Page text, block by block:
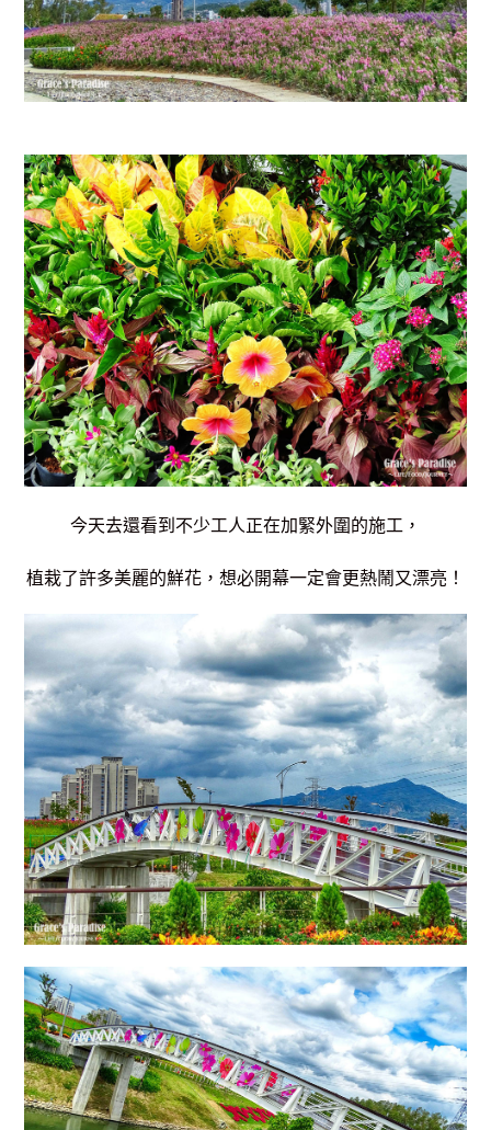
今天去還看到不少工人正在加緊外圍的施工，
植栽了許多美麗的鮮花，想必開幕一定會更熱鬧又漂亮！